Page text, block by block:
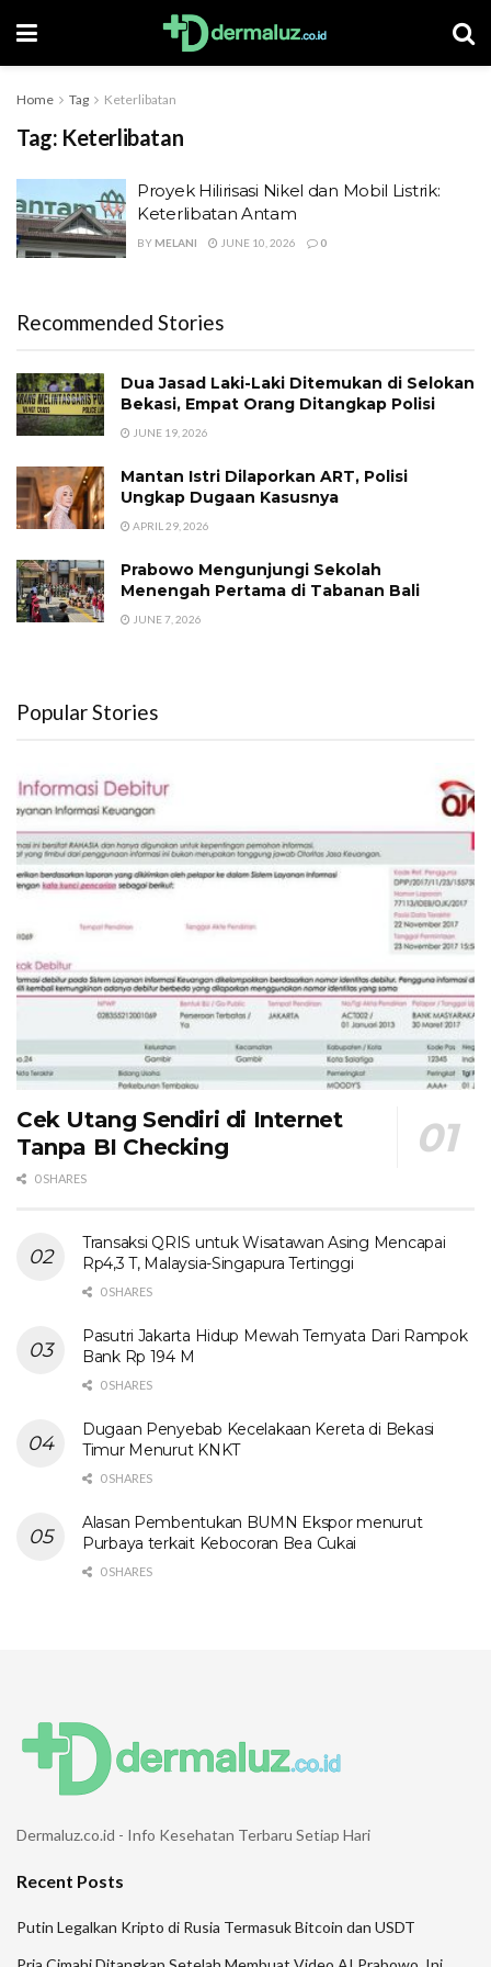
Home Tag Keterlibatan
Tag: Keterlibatan
Proyek Hilirisasi Nikel dan Mobil Listrik:
Keterlibatan Antam
BY MELANI JUNE 10, 2026 0
Recommended Stories
Dua Jasad Laki-Laki Ditemukan di Selokan
Bekasi, Empat Orang Ditangkap Polisi
JUNE 19, 2026
Mantan Istri Dilaporkan ART, Polisi
Ungkap Dugaan Kasusnya
APRIL 29, 2026
Prabowo Mengunjungi Sekolah
Menengah Pertama di Tabanan Bali
JUNE 7, 2026
Popular Stories
Cek Utang Sendiri di Internet
Tanpa BI Checking
0 SHARES
Transaksi QRIS untuk Wisatawan Asing Mencapai
Rp4,3 T, Malaysia-Singapura Tertinggi
0 SHARES
Pasutri Jakarta Hidup Mewah Ternyata Dari Rampok
Bank Rp 194 M
0 SHARES
Dugaan Penyebab Kecelakaan Kereta di Bekasi
Timur Menurut KNKT
0 SHARES
Alasan Pembentukan BUMN Ekspor menurut
Purbaya terkait Kebocoran Bea Cukai
0 SHARES
Dermaluz.co.id - Info Kesehatan Terbaru Setiap Hari
Recent Posts
Putin Legalkan Kripto di Rusia Termasuk Bitcoin dan USDT